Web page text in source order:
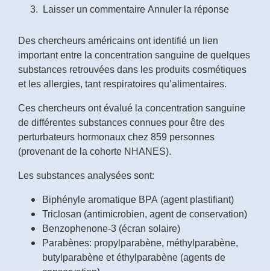
Laisser un commentaire Annuler la réponse
Des chercheurs américains ont identifié un lien
important entre la concentration sanguine de quelques
substances retrouvées dans les produits cosmétiques
et les allergies, tant respiratoires qu’alimentaires.
Ces chercheurs ont évalué la concentration sanguine
de différentes substances connues pour être des
perturbateurs hormonaux chez 859 personnes
(provenant de la cohorte NHANES).
Les substances analysées sont:
Biphényle aromatique BPA (agent plastifiant)
Triclosan (antimicrobien, agent de conservation)
Benzophenone-3 (écran solaire)
Parabènes: propylparabène, méthylparabène,
butylparabène et éthylparabène (agents de
pourrez
en
tout
temps
Je
m'abonne
!